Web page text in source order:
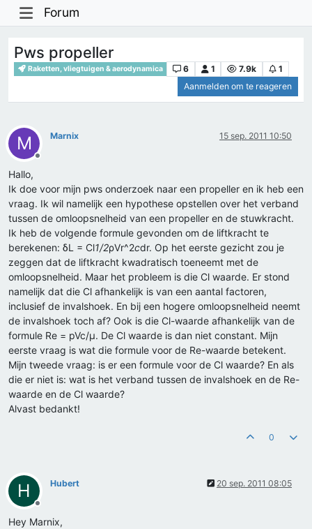
Forum
Pws propeller
Raketten, vliegtuigen & aerodynamica 6 1 7.9k
1
Aanmelden om te reageren
M
Offline
Marnix 15 sep. 2011 10:50
Hallo,
Ik doe voor mijn pws onderzoek naar een propeller en ik heb een
vraag. Ik wil namelijk een hypothese opstellen over het verband
tussen de omloopsnelheid van een propeller en de stuwkracht.
Ik heb de volgende formule gevonden om de liftkracht te
berekenen: δL = Cl1/2ρVr^2cdr. Op het eerste gezicht zou je
zeggen dat de liftkracht kwadratisch toeneemt met de
omloopsnelheid. Maar het probleem is die Cl waarde. Er stond
namelijk dat die Cl afhankelijk is van een aantal factoren,
inclusief de invalshoek. En bij een hogere omloopsnelheid neemt
de invalshoek toch af? Ook is die Cl-waarde afhankelijk van de
formule Re = pVc/µ. De Cl waarde is dan niet constant. Mijn
eerste vraag is wat die formule voor de Re-waarde betekent.
Mijn tweede vraag: is er een formule voor de Cl waarde? En als
die er niet is: wat is het verband tussen de invalshoek en de Re-
waarde en de Cl waarde?
Alvast bedankt!
0
H
Offline
Hubert 20 sep. 2011 08:05
Hey Marnix,